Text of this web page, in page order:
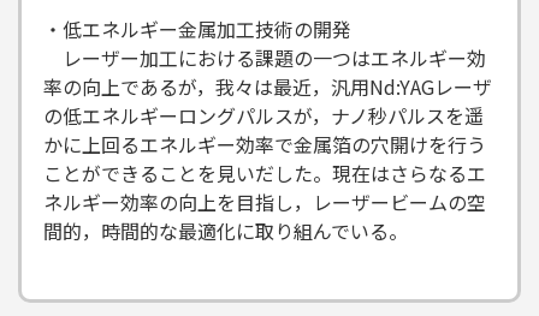
・低エネルギー金属加工技術の開発
レーザー加工における課題の一つはエネルギー効
率の向上であるが，我々は最近，汎用Nd:YAGレーザ
の低エネルギーロングパルスが，ナノ秒パルスを遥
かに上回るエネルギー効率で金属箔の穴開けを行う
ことができることを見いだした。現在はさらなるエ
ネルギー効率の向上を目指し，レーザービームの空
間的，時間的な最適化に取り組んでいる。